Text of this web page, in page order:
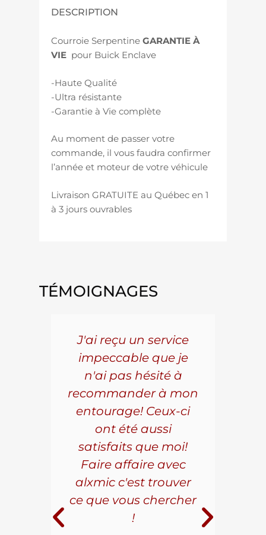
DESCRIPTION
Courroie Serpentine GARANTIE À
VIE pour Buick Enclave
-Haute Qualité
-Ultra résistante
-Garantie à Vie complète
Au moment de passer votre
commande, il vous faudra confirmer
l’année et moteur de votre véhicule
Livraison GRATUITE au Québec en 1
à 3 jours ouvrables
TÉMOIGNAGES
J'ai reçu un service
impeccable que je
n'ai pas hésité à
recommander à mon
entourage! Ceux-ci
ont été aussi
satisfaits que moi!
Faire affaire avec
alxmic c'est trouver
ce que vous chercher
!